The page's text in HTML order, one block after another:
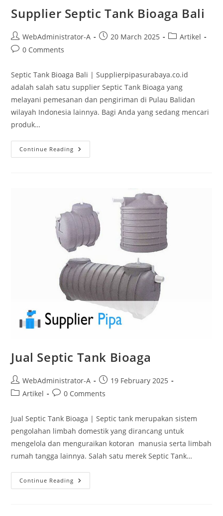
Supplier Septic Tank Bioaga Bali
WebAdministrator-A 20 March 2025
Artikel
0 Comments
Septic Tank Bioaga Bali | Supplierpipasurabaya.co.id
adalah salah satu supplier Septic Tank Bioaga yang
melayani pemesanan dan pengiriman di Pulau Balidan
wilayah Indonesia lainnya. Bagi Anda yang sedang mencari
produk…
Continue Reading
Jual Septic Tank Bioaga
WebAdministrator-A
19 February 2025
Artikel
0 Comments
Jual Septic Tank Bioaga | Septic tank merupakan sistem
pengolahan limbah domestik yang dirancang untuk
mengelola dan menguraikan kotoran manusia serta limbah
rumah tangga lainnya. Salah satu merek Septic Tank…
Continue Reading